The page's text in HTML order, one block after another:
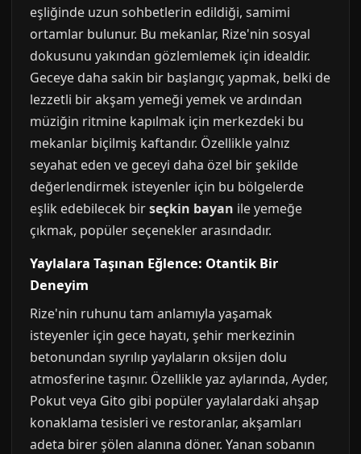
eşliğinde uzun sohbetlerin edildiği, samimi
ortamlar bulunur. Bu mekanlar, Rize'nin sosyal
dokusunu yakından gözlemlemek için idealdir.
Geceye daha sakin bir başlangıç yapmak, belki de
lezzetli bir akşam yemeği yemek ve ardından
müziğin ritmine kapılmak için merkezdeki bu
mekanlar biçilmiş kaftandır. Özellikle yalnız
seyahat eden ve geceyi daha özel bir şekilde
değerlendirmek isteyenler için bu bölgelerde
eşlik edebilecek birseçkin bayan ile yemeğe
çıkmak, popüler seçenekler arasındadır.
Yaylalara Taşınan Eğlence: Otantik Bir
Deneyim
Rize'nin ruhunu tam anlamıyla yaşamak
isteyenler için gece hayatı, şehir merkezinin
betonundan sıyrılıp yaylaların oksijen dolu
atmosferine taşınır. Özellikle yaz aylarında, Ayder,
Pokut veya Gito gibi popüler yaylalardaki ahşap
konaklama tesisleri ve restoranlar, akşamları
adeta birer şölen alanına döner. Yanan sobanın